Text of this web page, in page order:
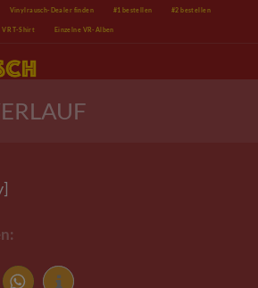
Vinylrausch-Dealer finden #1 bestellen #2 bestellen
VR T-Shirt Einzelne VR-Alben